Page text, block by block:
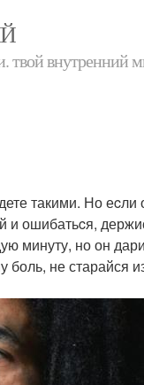
твой внутренний
такими. Но
и ошибатьcя,
минуту, но он
не старайся